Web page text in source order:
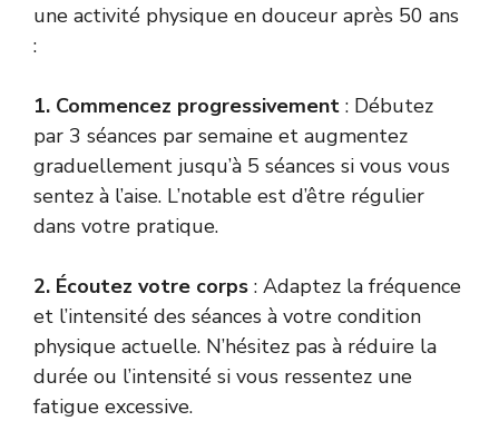
une activité physique en douceur après 50 ans
:
1. Commencez progressivement : Débutez
par 3 séances par semaine et augmentez
graduellement jusqu’à 5 séances si vous vous
sentez à l’aise. L’notable est d’être régulier
dans votre pratique.
2. Écoutez votre corps : Adaptez la fréquence
et l’intensité des séances à votre condition
physique actuelle. N’hésitez pas à réduire la
durée ou l’intensité si vous ressentez une
fatigue excessive.